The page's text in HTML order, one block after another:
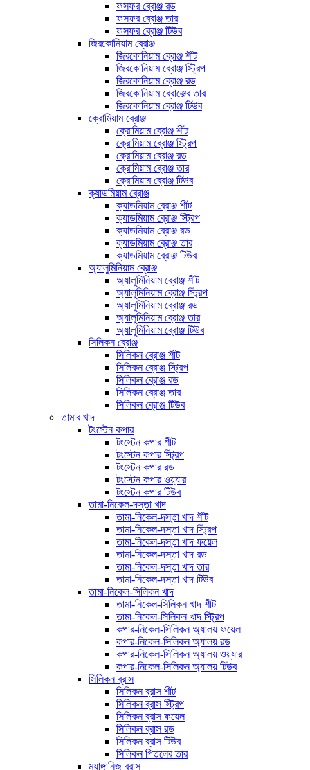
ফসফর ব্রোঞ্জ রড
ফসফর ব্রোঞ্জ তার
ফসফর ব্রোঞ্জ টিউব
জিরকোনিয়াম ব্রোঞ্জ
জিরকোনিয়াম ব্রোঞ্জ শীট
জিরকোনিয়াম ব্রোঞ্জ স্ট্রিপ
জিরকোনিয়াম ব্রোঞ্জ রড
জিরকোনিয়াম ব্রোঞ্জের তার
জিরকোনিয়াম ব্রোঞ্জ টিউব
ক্রোমিয়াম ব্রোঞ্জ
ক্রোমিয়াম ব্রোঞ্জ শীট
ক্রোমিয়াম ব্রোঞ্জ স্ট্রিপ
ক্রোমিয়াম ব্রোঞ্জ রড
ক্রোমিয়াম ব্রোঞ্জ তার
ক্রোমিয়াম ব্রোঞ্জ টিউব
ক্যাডমিয়াম ব্রোঞ্জ
ক্যাডমিয়াম ব্রোঞ্জ শীট
ক্যাডমিয়াম ব্রোঞ্জ স্ট্রিপ
ক্যাডমিয়াম ব্রোঞ্জ রড
ক্যাডমিয়াম ব্রোঞ্জ তার
ক্যাডমিয়াম ব্রোঞ্জ টিউব
অ্যালুমিনিয়াম ব্রোঞ্জ
অ্যালুমিনিয়াম ব্রোঞ্জ শীট
অ্যালুমিনিয়াম ব্রোঞ্জ স্ট্রিপ
অ্যালুমিনিয়াম ব্রোঞ্জ রড
অ্যালুমিনিয়াম ব্রোঞ্জ তার
অ্যালুমিনিয়াম ব্রোঞ্জ টিউব
সিলিকন ব্রোঞ্জ
সিলিকন ব্রোঞ্জ শীট
সিলিকন ব্রোঞ্জ স্ট্রিপ
সিলিকন ব্রোঞ্জ রড
সিলিকন ব্রোঞ্জ তার
সিলিকন ব্রোঞ্জ টিউব
তামার খাদ
টংস্টেন কপার
টংস্টেন কপার শীট
টংস্টেন কপার স্ট্রিপ
টংস্টেন কপার রড
টংস্টেন কপার ওয়্যার
টংস্টেন কপার টিউব
তামা-নিকেল-দস্তা খাদ
তামা-নিকেল-দস্তা খাদ শীট
তামা-নিকেল-দস্তা খাদ স্ট্রিপ
তামা-নিকেল-দস্তা খাদ ফয়েল
তামা-নিকেল-দস্তা খাদ রড
তামা-নিকেল-দস্তা খাদ তার
তামা-নিকেল-দস্তা খাদ টিউব
তামা-নিকেল-সিলিকন খাদ
তামা-নিকেল-সিলিকন খাদ শীট
তামা-নিকেল-সিলিকন খাদ স্ট্রিপ
কপার-নিকেল-সিলিকন অ্যালয় ফয়েল
কপার-নিকেল-সিলিকন অ্যালয় রড
কপার-নিকেল-সিলিকন অ্যালয় ওয়্যার
কপার-নিকেল-সিলিকন অ্যালয় টিউব
সিলিকন ব্রাস
সিলিকন ব্রাস শীট
সিলিকন ব্রাস স্ট্রিপ
সিলিকন ব্রাস ফয়েল
সিলিকন ব্রাস রড
সিলিকন ব্রাস টিউব
সিলিকন পিতলের তার
ম্যাঙ্গানিজ ব্রাস